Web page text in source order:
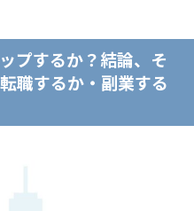
プするか？結論、そ
職するか・副業する